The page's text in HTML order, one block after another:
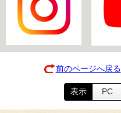
前のページへ戻る
表示 PC